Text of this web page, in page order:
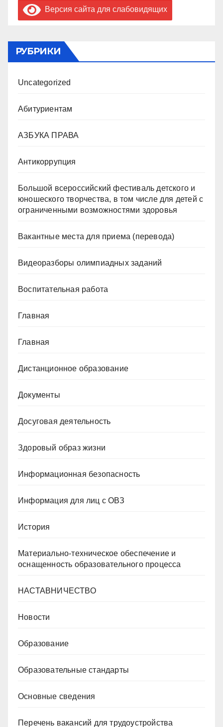
Версия сайта для слабовидящих
РУБРИКИ
Uncategorized
Абитуриентам
АЗБУКА ПРАВА
Антикоррупция
Большой всероссийский фестиваль детского и
юношеского творчества, в том числе для детей с
ограниченными возможностями здоровья
Вакантные места для приема (перевода)
Видеоразборы олимпиадных заданий
Воспитательная работа
Главная
Главная
Дистанционное образование
Документы
Досуговая деятельность
Здоровый образ жизни
Информационная безопасность
Информация для лиц с ОВЗ
История
Материально-техническое обеспечение и
оснащенность образовательного процесса
НАСТАВНИЧЕСТВО
Новости
Образование
Образовательные стандарты
Основные сведения
Перечень вакансий для трудоустройства